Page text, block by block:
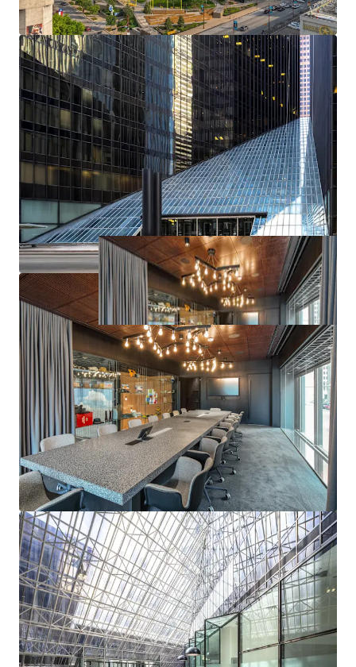
Ideally Positioned on the Houston CBD Tunnel Sysem
Poised to Compete in the Class-A Downtown
Submarket
Superior Parking Opportunity
Industry Leading Wellness and Sustainability
Significant Capital Investment by Current Ownership